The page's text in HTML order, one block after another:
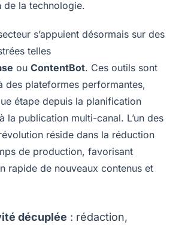
de la technologie.
s’appuient désormais sur des
telles
ou ContentBot. Ces outils sont
des plateformes performantes,
étape depuis la planification
la publication multi-canal. L’un des
réside dans la réduction
de production, favorisant
rapide de nouveaux contenus et
décuplée : rédaction,